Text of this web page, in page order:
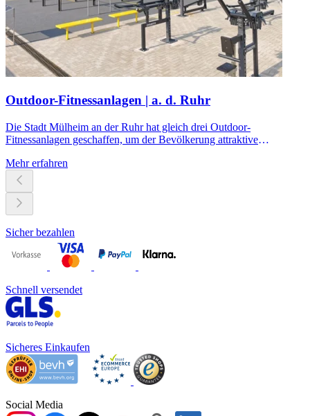
Outdoor-Fitnessanlagen | a. d. Ruhr
Die Stadt Mülheim an der Ruhr hat gleich drei Outdoor-
Fitnessanlagen geschaffen, um der Bevölkerung attraktive
Mehr erfahren
Sicher bezahlen
Schnell versendet
Sicheres Einkaufen
Social Media